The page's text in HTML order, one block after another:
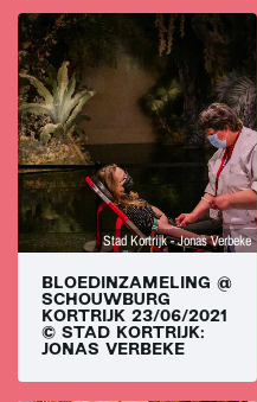
Stad Kortrijk - Jonas Verbeke
BLOEDINZAMELING @
SCHOUWBURG
KORTRIJK 23/06/2021
© STAD KORTRIJK:
JONAS VERBEKE